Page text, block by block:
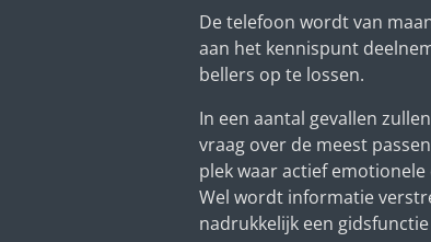
De telefoon wordt van
aan het kennispunt
bellers op te lossen.
In een aantal gevallen
vraag over de meest
plek waar actief
Wel wordt informatie
nadrukkelijk een